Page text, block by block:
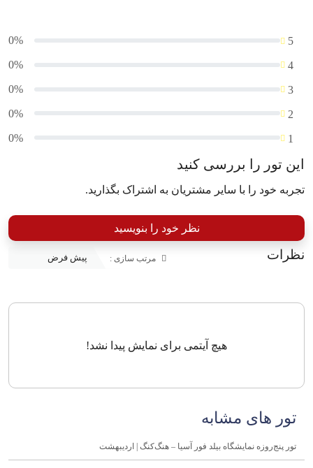
5
0%
4
0%
3
0%
2
0%
1
0%
این تور را بررسی کنید
تجربه خود را با سایر مشتریان به اشتراک بگذارید.
نظر خود را بنویسید
نظرات مرتب سازی :
هیچ آیتمی برای نمایش پیدا نشد!
تور های مشابه
تور پنج‌روزه نمایشگاه بیلد فور آسیا – هنگ‌کنگ | اردیبهشت